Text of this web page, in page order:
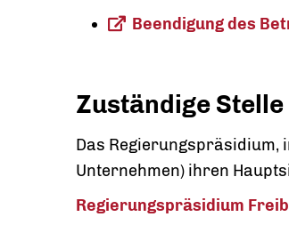
Beendigung des
Zuständige Stelle
Das Regierungspräsidium,
Unternehmen) ihren
Regierungspräsidium